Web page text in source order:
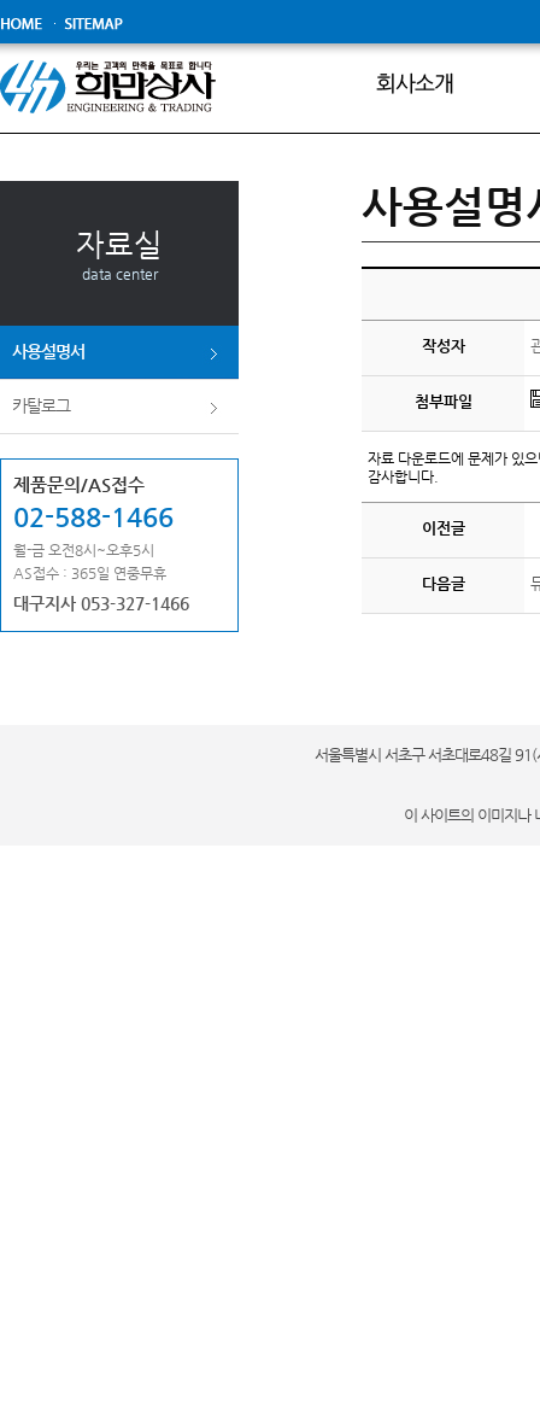
자료실
data center
사용설명서
카탈로그
제품문의/AS접수
02-588-1466
월-금 오전8시~오후5시
AS접수 : 365일 연중무휴
대구지사 053-327-1466
사용설명
작성자
첨부파일
자료 다운로드에 문제가 있
감사합니다.
이전글
다음글
서울특별시 서초구 서초대로48길
이 사이트의 이미지나